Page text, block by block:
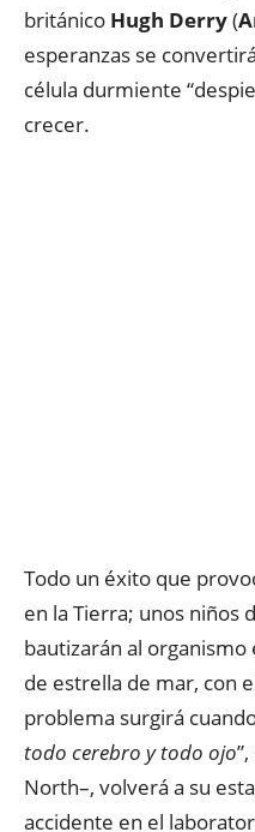
británico Hugh Derry(
esperanzas se
célula durmiente
crecer.
Todo un éxito que
en la Tierra; unos niños
bautizarán al
de estrella de mar, con
problema surgirá
todo cerebro y todo ojo
North–, volverá a su
accidente en el